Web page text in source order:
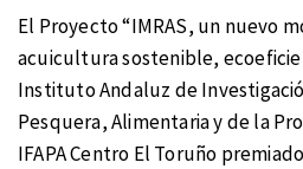
El Proyecto “IMRAS, un nuevo
acuicultura sostenible,
Instituto Andaluz de
Pesquera, Alimentaria y de la
IFAPA Centro El Toruño